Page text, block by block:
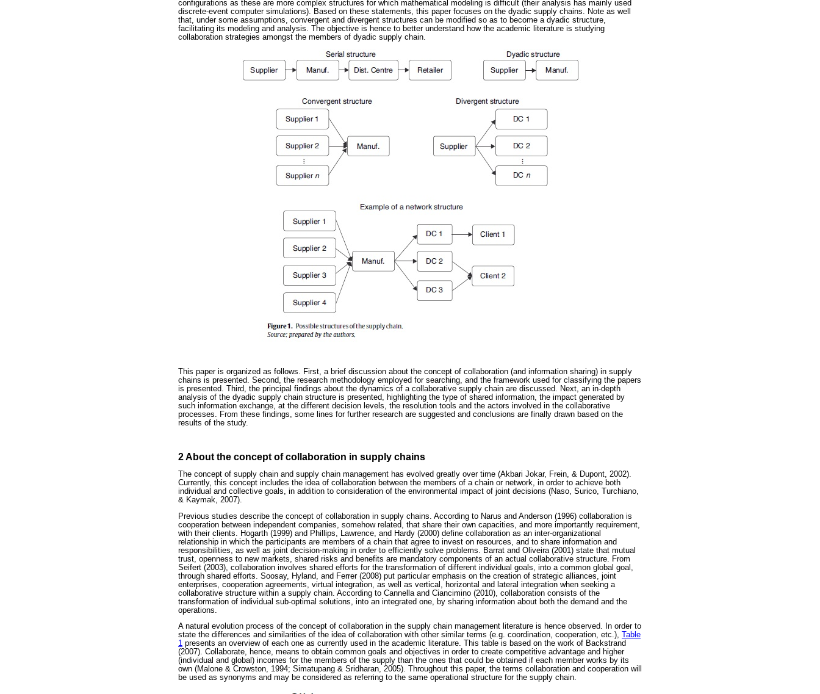
configurations as these are more complex structures for which mathematical modeling is difficult (their analysis has mainly used
discrete-event computer simulations). Based on these statements, this paper focuses on the dyadic supply chains. Note as well
that, under some assumptions, convergent and divergent structures can be modified so as to become a dyadic structure,
facilitating its modeling and analysis. The objective is hence to better understand how the academic literature is studying
collaboration strategies amongst the members of dyadic supply chain.
This paper is organized as follows. First, a brief discussion about the concept of collaboration (and information sharing) in supply
chains is presented. Second, the research methodology employed for searching, and the framework used for classifying the papers
is presented. Third, the principal findings about the dynamics of a collaborative supply chain are discussed. Next, an in-depth
analysis of the dyadic supply chain structure is presented, highlighting the type of shared information, the impact generated by
such information exchange, at the different decision levels, the resolution tools and the actors involved in the collaborative
processes. From these findings, some lines for further research are suggested and conclusions are finally drawn based on the
results of the study.
2 About the concept of collaboration in supply chains
The concept of supply chain and supply chain management has evolved greatly over time (Akbari Jokar, Frein, & Dupont, 2002).
Currently, this concept includes the idea of collaboration between the members of a chain or network, in order to achieve both
individual and collective goals, in addition to consideration of the environmental impact of joint decisions (Naso, Surico, Turchiano,
& Kaymak, 2007).
Previous studies describe the concept of collaboration in supply chains. According to Narus and Anderson (1996) collaboration is
cooperation between independent companies, somehow related, that share their own capacities, and more importantly requirement,
with their clients. Hogarth (1999) and Phillips, Lawrence, and Hardy (2000) define collaboration as an inter-organizational
relationship in which the participants are members of a chain that agree to invest on resources, and to share information and
responsibilities, as well as joint decision-making in order to efficiently solve problems. Barrat and Oliveira (2001) state that mutual
trust, openness to new markets, shared risks and benefits are mandatory components of an actual collaborative structure. From
Seifert (2003), collaboration involves shared efforts for the transformation of different individual goals, into a common global goal,
through shared efforts. Soosay, Hyland, and Ferrer (2008) put particular emphasis on the creation of strategic alliances, joint
enterprises, cooperation agreements, virtual integration, as well as vertical, horizontal and lateral integration when seeking a
collaborative structure within a supply chain. According to Cannella and Ciancimino (2010), collaboration consists of the
transformation of individual sub-optimal solutions, into an integrated one, by sharing information about both the demand and the
operations.
A natural evolution process of the concept of collaboration in the supply chain management literature is hence observed. In order to
state the differences and similarities of the idea of collaboration with other similar terms (e.g. coordination, cooperation, etc.),
Table
1 presents an overview of each one as currently used in the academic literature. This table is based on the work of Backstrand
(2007). Collaborate, hence, means to obtain common goals and objectives in order to create competitive advantage and higher
(individual and global) incomes for the members of the supply than the ones that could be obtained if each member works by its
own (Malone & Crowston, 1994; Simatupang & Sridharan, 2005). Throughout this paper, the terms collaboration and cooperation will
be used as synonyms and may be considered as referring to the same operational structure for the supply chain.